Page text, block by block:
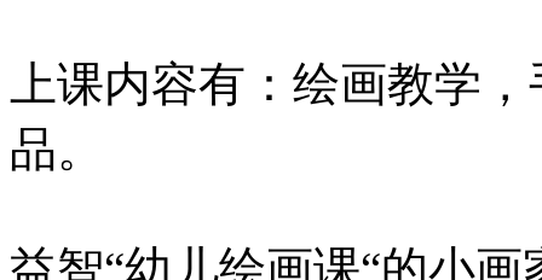
上课内容有：绘画教学
品。
益智“幼儿绘画课“的小画